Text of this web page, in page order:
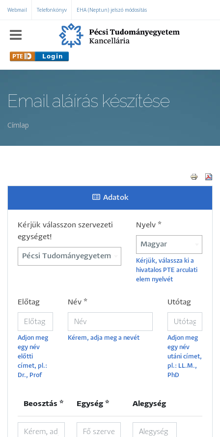
Ugrás a tartalomra
Webmail Telefonkönyv EHA (Neptun) jelszó módosítás
Email aláírás készítése
Címlap